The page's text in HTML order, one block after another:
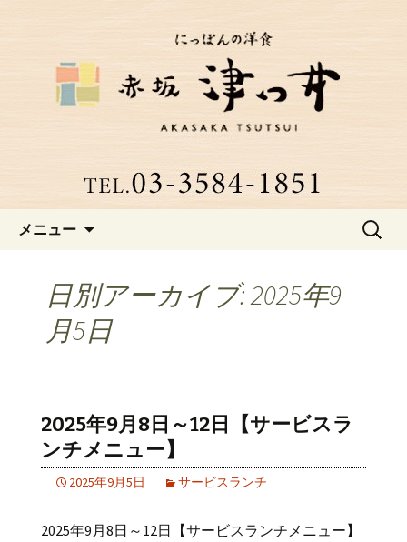
赤坂にある老舗洋食店「津つ
井」からのお知らせ
メニュー
検
日別アーカイブ: 2025年9
月5日
2025年9月8日～12日【サービスラ
ンチメニュー】
2025年9月5日 サービスランチ
2025年9月8日～12日【サービスランチメニュー】